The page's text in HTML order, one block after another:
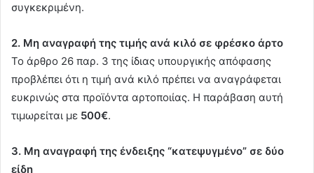
συγκεκριμένη.
2. Μη αναγραφή της τιμής ανά κιλό σε φρέσκο άρτο
Το άρθρο 26 παρ. 3 της ίδιας υπουργικής απόφασης
προβλέπει ότι η τιμή ανά κιλό πρέπει να αναγράφεται
ευκρινώς στα προϊόντα αρτοποιίας. Η παράβαση αυτή
τιμωρείται με 500€.
3. Μη αναγραφή της ένδειξης “κατεψυγμένο” σε δύο
είδη